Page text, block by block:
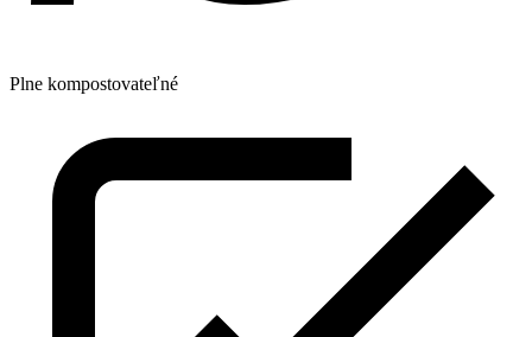
Plne kompostovateľné